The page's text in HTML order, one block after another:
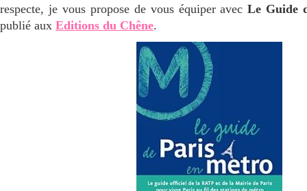
respecte, je vous propose de vous équiper avecLe Guide
publié aux Editions du Chêne.